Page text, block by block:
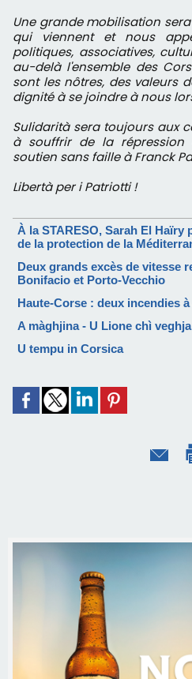
Une grande mobilisation
qui viennent et nous
politiques, associatives,
au-delà l'ensemble des
sont les nôtres, des valeurs
dignité à se joindre à nous
Sulidarità sera toujours aux
à souffrir de la
soutien sans faille à Franck
Libertà per i Patriotti !
À la STARESO, Sarah El
de la protection de la
Deux grands excès de vitesse
Bonifacio et Porto-Vecchio
Haute-Corse : deux incendies
A màghjina - U Lione chì
U tempu in Corsica